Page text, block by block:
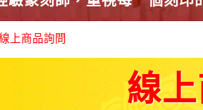
上商品詢問
線